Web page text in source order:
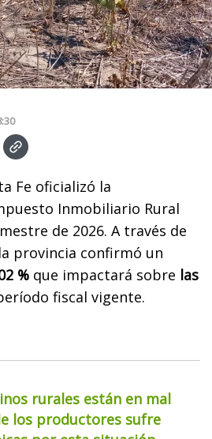
Fe oficializó la
Inmobiliario Rural
de 2026. A través de
provincia confirmó un
% que impactará sobre las
fiscal vigente.
rurales están en mal
los productores sufre